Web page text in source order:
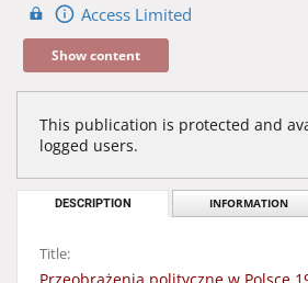
Access Limited
Show content
This publication is protected and
logged users.
DESCRIPTION INFORMATION
Title: